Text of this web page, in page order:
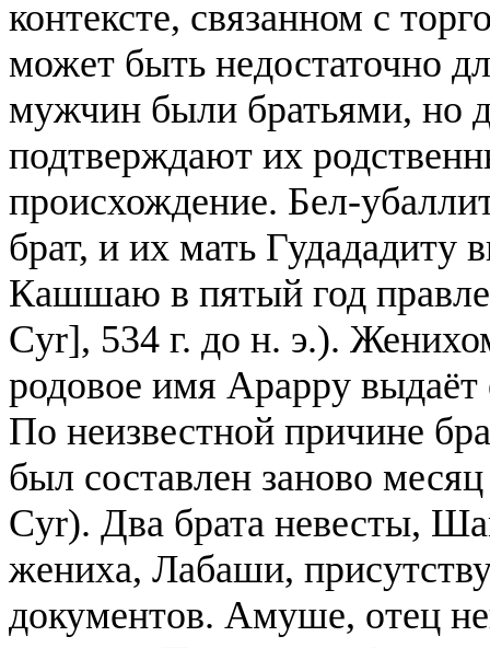
контексте, связанном с
может быть недостаточно
мужчин были братьями, но
подтверждают их
происхождение. Бел-
брат, и их мать Гудададиту
Кашшаю в пятый год
Cyr], 534 г. до н. э.).
родовое имя Арарру выдаёт
По неизвестной причине
был составлен заново
Cyr). Два брата невесты,
жениха, Лабаши,
документов. Амуше, отец